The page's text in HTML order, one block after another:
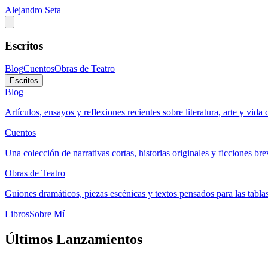
Alejandro Seta
Escritos
BlogCuentosObras de Teatro
Escritos
Blog
Artículos, ensayos y reflexiones recientes sobre literatura, arte y vida
Cuentos
Una colección de narrativas cortas, historias originales y ficciones
Obras de Teatro
Guiones dramáticos, piezas escénicas y textos pensados para las
LibrosSobre Mí
Últimos Lanzamientos